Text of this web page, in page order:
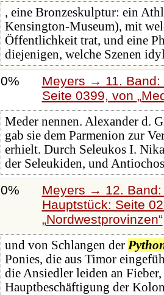
, eine Bronzeskulptur: ein
Kensington-Museum), mit
Öffentlichkeit trat, und eine
diejenigen, welche Szenen
0%
Meyers → 11.
Seite 0399, von
Meder nennen. Alexander d.
gab sie dem Parmenion zur
erhielt. Durch Seleukos I.
der Seleukiden, und
0%
Meyers → 12.
Hauptstück: Seite
Nordwestprovinzen
und von Schlangen der
Ponies, die aus Timor
die Ansiedler leiden an
Hauptbeschäftigung der